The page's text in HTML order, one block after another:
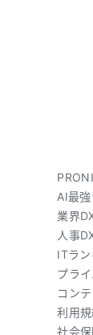
AI最
業界
人事
ITラ
プラ
コン
利用規
社会